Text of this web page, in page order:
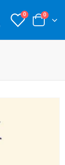
0 0